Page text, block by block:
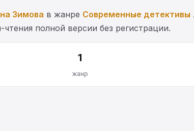
Зимова в жанре Современные детективы
полной версии без регистрации.
1
жанр